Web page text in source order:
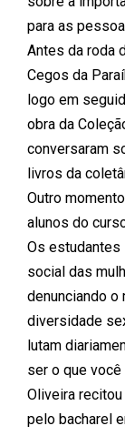
para as
Antes da roda
Cegos da
logo em
obra da
conversaram
livros da
Outro
alunos do
Os estudantes
social das
denunciando
diversidade
lutam
ser o que
Oliveira
pelo bacharel